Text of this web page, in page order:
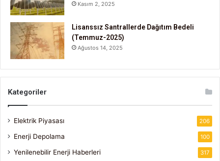
Kasım 2, 2025
Lisanssız Santrallerde Dağıtım Bedeli
(Temmuz-2025)
Ağustos 14, 2025
Kategoriler
Elektrik Piyasası 206
Enerji Depolama 100
Yenilenebilir Enerji Haberleri 317